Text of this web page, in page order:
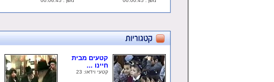
קטעים מבית
חיינו ...
קטעי וידאו: 23